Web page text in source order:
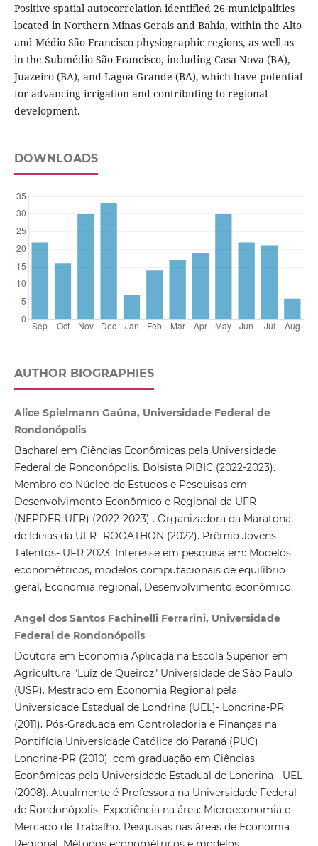
Positive spatial autocorrelation identified 26 municipalities
located in Northern Minas Gerais and Bahia, within the Alto
and Médio São Francisco physiographic regions, as well as
in the Submédio São Francisco, including Casa Nova (BA),
Juazeiro (BA), and Lagoa Grande (BA), which have potential
for advancing irrigation and contributing to regional
development.
DOWNLOADS
AUTHOR BIOGRAPHIES
Alice Spielmann Gaúna, Universidade Federal de
Rondonópolis
Bacharel em Ciências Econômicas pela Universidade
Federal de Rondonópolis. Bolsista PIBIC (2022-2023).
Membro do Núcleo de Estudos e Pesquisas em
Desenvolvimento Econômico e Regional da UFR
(NEPDER-UFR) (2022-2023) . Organizadora da Maratona
de Ideias da UFR- ROOATHON (2022). Prêmio Jovens
Talentos- UFR 2023. Interesse em pesquisa em: Modelos
econométricos, modelos computacionais de equilíbrio
geral, Economia regional, Desenvolvimento econômico.
Angel dos Santos Fachinelli Ferrarini, Universidade
Federal de Rondonópolis
Doutora em Economia Aplicada na Escola Superior em
Agricultura "Luiz de Queiroz" Universidade de São Paulo
(USP). Mestrado em Economia Regional pela
Universidade Estadual de Londrina (UEL)- Londrina-PR
(2011). Pós-Graduada em Controladoria e Finanças na
Pontifícia Universidade Católica do Paraná (PUC)
Londrina-PR (2010), com graduação em Ciências
Econômicas pela Universidade Estadual de Londrina - UEL
(2008). Atualmente é Professora na Universidade Federal
de Rondonópolis. Experiência na área: Microeconomia e
Mercado de Trabalho. Pesquisas nas áreas de Economia